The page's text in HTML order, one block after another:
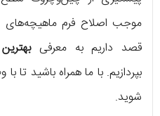
موجب اصلاح فرم
قصد داریم به معرفی
بپردازیم. با ما همراه باشید
شوید.